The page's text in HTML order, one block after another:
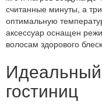
считанные минуты, а
оптимальную
аксессуар оснащен
волосам здорового
гостиниц